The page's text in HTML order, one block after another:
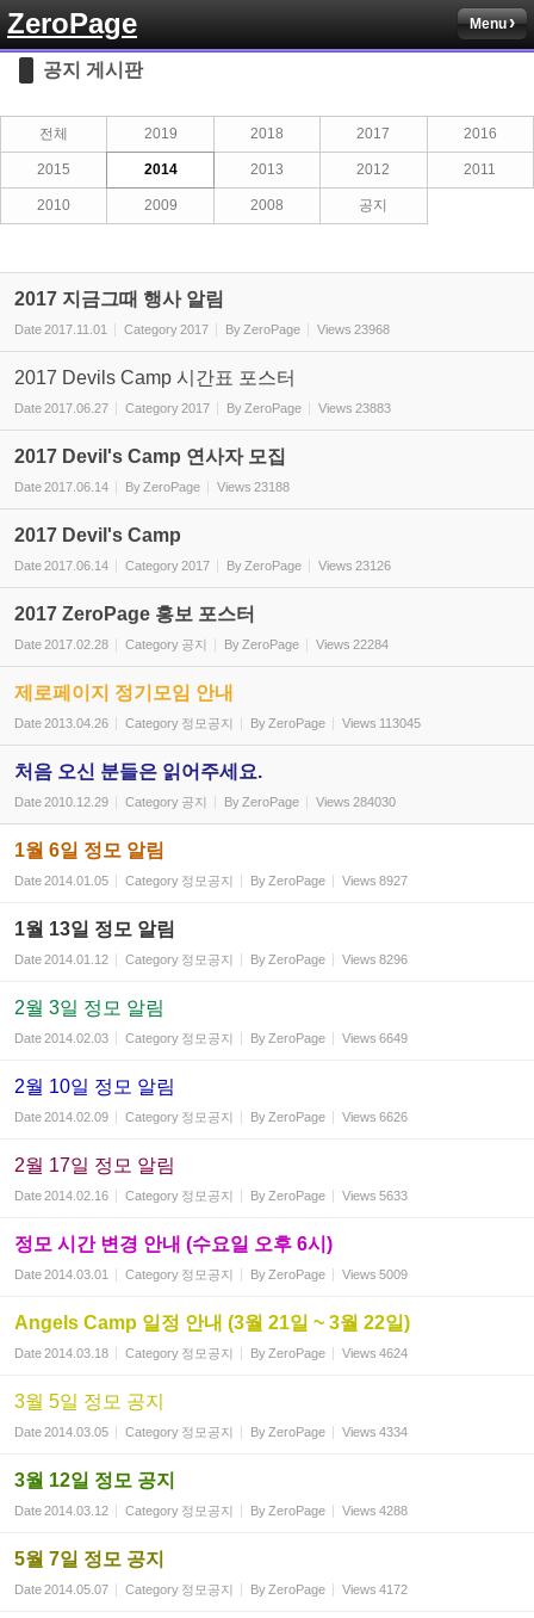
ZeroPage Menu
공지 게시판
전체 2019 2018 2017 2016
2015 2014 2013 2012 2011
2010 2009 2008 공지
2017 지금그때 행사 알림
Date2017.11.01 Category2017 By ZeroPage Views 23968
2017 Devils Camp 시간표 포스터
Date2017.06.27 Category2017 By ZeroPage Views 23883
2017 Devil's Camp 연사자 모집
Date2017.06.14 By ZeroPage Views 23188
2017 Devil's Camp
Date2017.06.14 Category2017 By ZeroPage Views 23126
2017 ZeroPage 홍보 포스터
Date2017.02.28 Category 공지 By ZeroPage Views 22284
제로페이지 정기모임 안내
Date2013.04.26 Category 정모공지 By ZeroPage Views 113045
처음 오신 분들은 읽어주세요.
Date2010.12.29 Category 공지 By ZeroPage Views 284030
1월 6일 정모 알림
Date2014.01.05 Category 정모공지 By ZeroPage Views 8927
1월 13일 정모 알림
Date2014.01.12 Category 정모공지 By ZeroPage Views 8296
2월 3일 정모 알림
Date2014.02.03 Category 정모공지 By ZeroPage Views 6649
2월 10일 정모 알림
Date2014.02.09 Category 정모공지 By ZeroPage Views 6626
2월 17일 정모 알림
Date2014.02.16 Category 정모공지 By ZeroPage Views 5633
정모 시간 변경 안내 (수요일 오후 6시)
Date2014.03.01 Category 정모공지 By ZeroPage Views 5009
Angels Camp 일정 안내 (3월 21일 ~ 3월 22일)
Date2014.03.18 Category 정모공지 By ZeroPage Views 4624
3월 5일 정모 공지
Date2014.03.05 Category 정모공지 By ZeroPage Views 4334
3월 12일 정모 공지
Date2014.03.12 Category 정모공지 By ZeroPage Views 4288
5월 7일 정모 공지
Date2014.05.07 Category 정모공지 By ZeroPage Views 4172
Sketchbook5, 스케치북5
Sketchbook5, 스케치북5